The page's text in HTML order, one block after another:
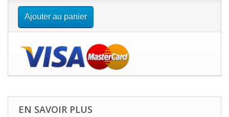
Ajouter au panier
EN SAVOIR PLUS